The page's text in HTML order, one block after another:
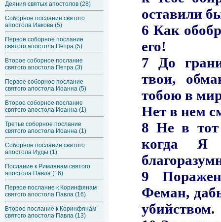
Деяния святых апостолов (28)
Соборное послание святого
апостола Иакова (5)
Первое соборное послание
святого апостола Петра (5)
Второе соборное послание
святого апостола Петра (3)
Первое соборное послание
святого апостола Иоанна (5)
Второе соборное послание
святого апостола Иоанна (1)
Третье соборное послание
святого апостола Иоанна (1)
Соборное послание святого
апостола Иуды (1)
Послание к Римлянам святого
апостола Павла (16)
Первое послание к Коринфянам
святого апостола Павла (16)
Второе послание к Коринфянам
святого апостола Павла (13)